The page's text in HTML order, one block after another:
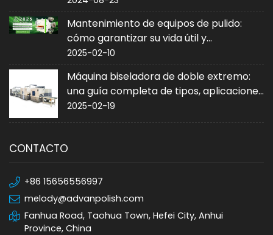
Mantenimiento de equipos de pulido:
cómo garantizar su vida útil y
rendimiento
2025-02-10
Máquina biseladora de doble extremo:
una guía completa de tipos, aplicaciones
y compra
2025-02-19
CONTACTO
+86 15656556997
melody@advanpolish.com
Fanhua Road, Taohua Town, Hefei City, Anhui
Province, China